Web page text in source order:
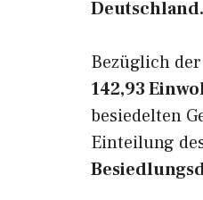
Deutschland.
Bezüglich
142,93
besiedelten
Einteilung